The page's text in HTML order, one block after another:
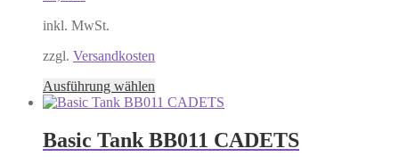
der
gewählt
werden
inkl. MwSt.
zzgl. Versandkosten
Ausführung wählen
Produkt
mehrere
Varianten
Basic Tank BB011 CADETS